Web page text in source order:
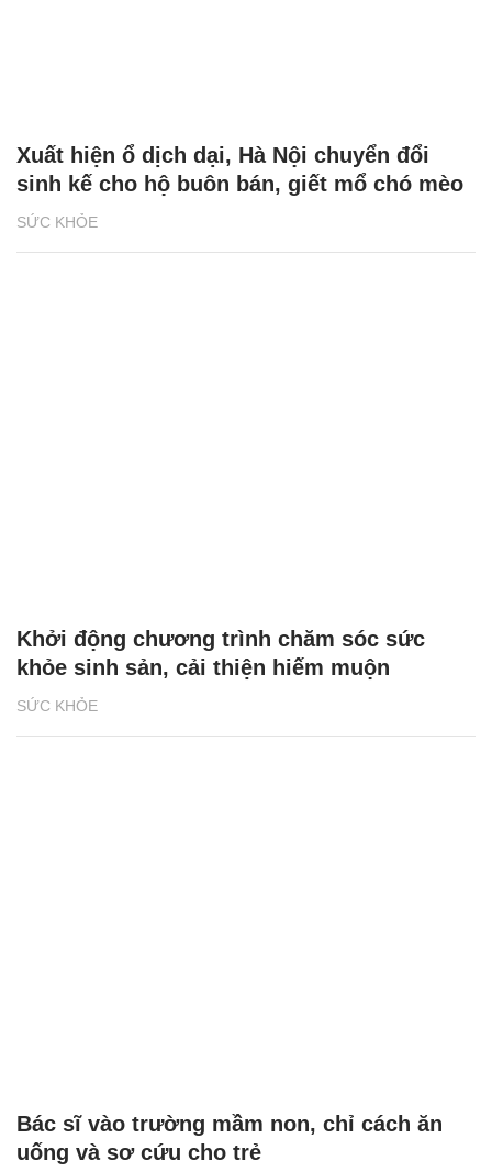
SỨC KHỎE
Xuất hiện ổ dịch dại, Hà Nội chuyển đổi
sinh kế cho hộ buôn bán, giết mổ chó mèo
SỨC KHỎE
Khởi động chương trình chăm sóc sức
khỏe sinh sản, cải thiện hiếm muộn
Bác sĩ vào trường mầm non, chỉ cách ăn
uống và sơ cứu cho trẻ